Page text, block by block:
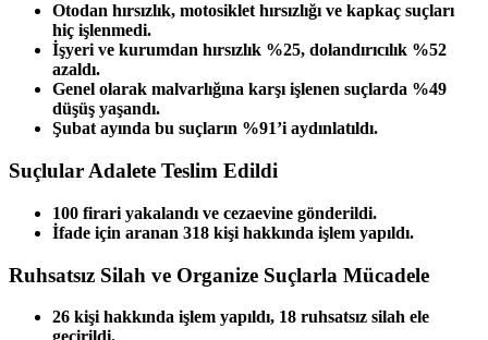
Otodan hırsızlık, motosiklet hırsızlığı ve kapkaç suçları
hiç işlenmedi.
İşyeri ve kurumdan hırsızlık %25, dolandırıcılık %52
azaldı.
Genel olarak malvarlığına karşı işlenen suçlarda %49
düşüş yaşandı.
Şubat ayında bu suçların %91’i aydınlatıldı.
Suçlular Adalete Teslim Edildi
100 firari yakalandı ve cezaevine gönderildi.
İfade için aranan 318 kişi hakkında işlem yapıldı.
Ruhsatsız Silah ve Organize Suçlarla Mücadele
26 kişi hakkında işlem yapıldı, 18 ruhsatsız silah ele